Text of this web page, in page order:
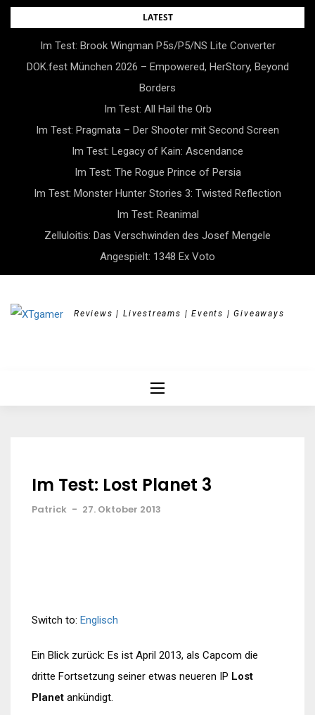
Skip
LATEST
Im Test: Brook Wingman P5s/P5/NS Lite Converter
DOK.fest München 2026 – Empowered, HerStory, Beyond
Borders
Im Test: All Hail the Orb
Im Test: Pragmata – Der Shooter mit Second Screen
Im Test: Legacy of Kain: Ascendance
Im Test: The Rogue Prince of Persia
Im Test: Monster Hunter Stories 3: Twisted Reflection
Im Test: Reanimal
Zelluloitis: Das Verschwinden des Josef Mengele
Angespielt: 1348 Ex Voto
Reviews | Livestreams | Events | Giveaways
Im Test: Lost Planet 3
Patrick - 27. Oktober 2013
Switch to: Englisch
Ein Blick zurück: Es ist April 2013, als Capcom die
dritte Fortsetzung seiner etwas neueren IP Lost
Planet ankündigt.